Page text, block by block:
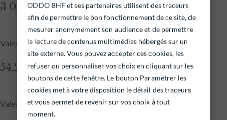
3 059,56 M€
Valeur liquidative au 06.08.2026
54,23 €
Valeur liquidative J-1
ODDO BHF et ses partenaires utilisent des traceurs
afin de permettre le bon fonctionnement de ce site, de
mesurer anonymement son audience et de permettre
la lecture de contenus multimédias hébergés sur un
site externe. Vous pouvez accepter ces cookies, les
refuser ou personnaliser vos choix en cliquant sur les
boutons de cette fenêtre. Le bouton Paramétrer les
cookies met à votre disposition le détail des traceurs
et vous permet de revenir sur vos choix à tout
moment.